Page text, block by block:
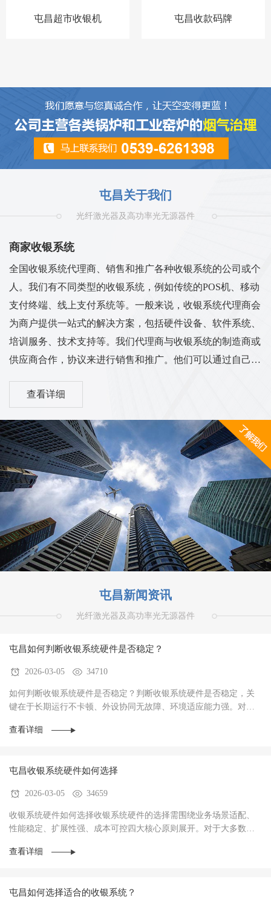
屯昌超市收银机 屯昌收款码牌
屯昌关于我们
光纤激光器及高功率光无源器件
商家收银系统
全国收银系统代理商、销售和推广各种收银系统的公司或个
人。我们有不同类型的收银系统，例如传统的POS机、移动
支付终端、线上支付系统等。一般来说，收银系统代理商会
为商户提供一站式的解决方案，包括硬件设备、软件系统、
培训服务、技术支持等。我们代理商与收银系统的制造商或
供应商合作，协议来进行销售和推广。他们可以通过自己的
实现销售和服务的业务目标。我们的工作范围和服务内容可
他们需要与客户进行沟通，了解客户的需求，并为他们提供
适合的收银系统解决方案。同时，代理商也需与收银系统供
应商保持密切的合作关系，...
查看详细
屯昌新闻资讯
光纤激光器及高功率光无源器件
屯昌如何判断收银系统硬件是否稳定？
2026-03-05 34710
如何判断收银系统硬件是否稳定？判断收银系统硬件是否稳定，关
键在于‌长期运行不卡顿、外设协同无故障、环境适应能力强‌。对于
查看详细
屯昌收银系统硬件如何选择
2026-03-05 34659
收银系统硬件如何选择收银系统硬件的选择需围绕‌业务场景适配、
性能稳定、扩展性强、成本可控‌四大核心原则展开。对于大多数商
查看详细
屯昌如何选择适合的收银系统？